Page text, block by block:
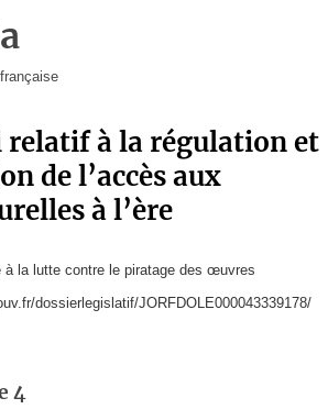
de l’accès aux
à l’ère
à la lutte contre le piratage des œuvres
dossierlegislatif/JORFDOLE000043339178/
4